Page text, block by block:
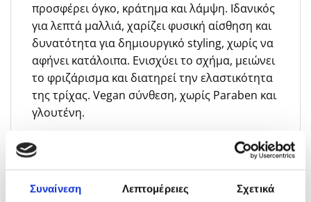
Συναίνεση Λεπτομέρειες Σχετικά
προσφέρει όγκο, κράτημα και λάμψη. Ιδανικός
για λεπτά μαλλιά, χαρίζει φυσική αίσθηση και
δυνατότητα για δημιουργικό styling, χωρίς να
αφήνει κατάλοιπα. Ενισχύει το σχήμα, μειώνει
το φριζάρισμα και διατηρεί την ελαστικότητα
της τρίχας. Vegan σύνθεση, χωρίς Paraben και
γλουτένη.
Συμβουλές για την εφαρμογή
κάνοντας απαλό μασάζ στο τριχωτό της